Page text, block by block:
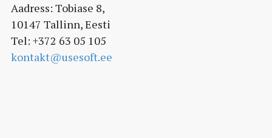
Aadress: Tobiase 8,
10147 Tallinn, Eesti
Tel: +372 63 05 105
kontakt@usesoft.ee